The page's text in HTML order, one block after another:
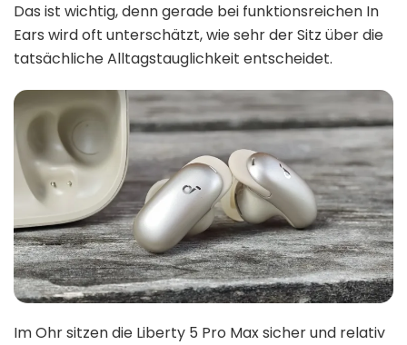
Das ist wichtig, denn gerade bei funktionsreichen In
Ears wird oft unterschätzt, wie sehr der Sitz über die
tatsächliche Alltagstauglichkeit entscheidet.
Im Ohr sitzen die Liberty 5 Pro Max sicher und relativ